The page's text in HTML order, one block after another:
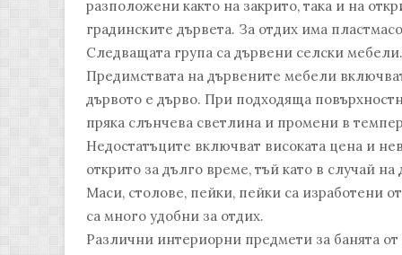
разположени както на закрито, така и на
градинските дървета. За отдих има
Следващата група са дървени селски мебели.
Предимствата на дървените мебели
дървото е дърво. При подходяща
пряка слънчева светлина и промени в
Недостатъците включват високата цена и
открито за дълго време, тъй като в случай
Маси, столове, пейки, пейки са изработени
са много удобни за отдих.
Различни интериорни предмети за банята